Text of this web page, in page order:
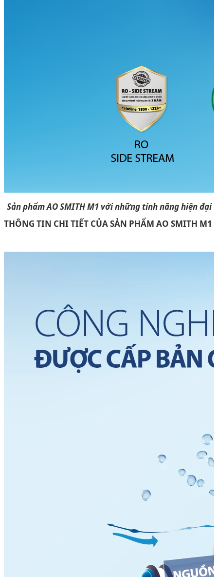
Sản phẩm AO SMITH M1 với những tính năng hiện đại
THÔNG TIN CHI TIẾT CỦA SẢN PHẨM AO SMITH M1